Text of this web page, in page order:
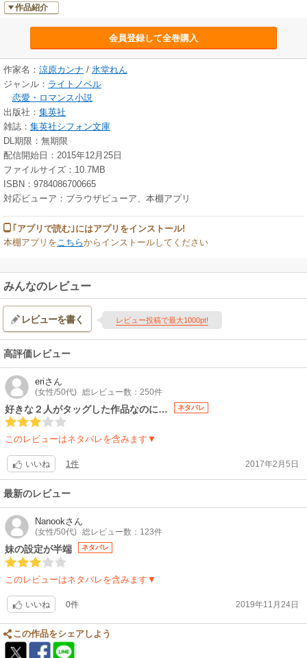
作品紹介
会員登録して全巻購入
作家名： 涼原カンナ / 氷堂れん
ジャンル： ライトノベル
恋愛・ロマンス小説
出版社： 集英社
雑誌： 集英社シフォン文庫
DL期限：無期限
配信開始日：2015年12月25日
ファイルサイズ：10.7MB
ISBN：9784086700665
対応ビューア：ブラウザビューア、本棚アプリ
｢アプリで読む｣にはアプリをインストール!
本棚アプリを こちらからインストールしてください
みんなのレビュー
レビューを書く レビュー投稿で最大1000pt!
高評価レビュー
eriさん
(女性/50代) 総レビュー数：250件
好きな２人がタッグした作品なのに… ネタバレ
このレビューはネタバレを含みます▼
いいね 1件 2017年2月5日
最新のレビュー
Nanookさん
(女性/50代) 総レビュー数：123件
妹の設定が半端 ネタバレ
このレビューはネタバレを含みます▼
いいね 0件 2019年11月24日
この作品をシェアしよう